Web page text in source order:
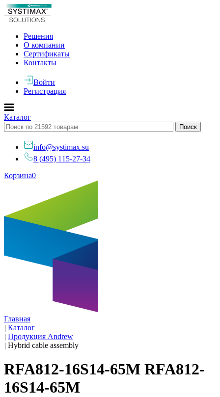
Решения
О компании
Сертификаты
Контакты
Войти
Регистрация
Каталог
info@systimax.su
8 (495) 115-27-34
Корзина0
Главная
| Каталог
| Продукция Andrew
| Hybrid cable assembly
RFA812-16S14-65M RFA812-
16S14-65M